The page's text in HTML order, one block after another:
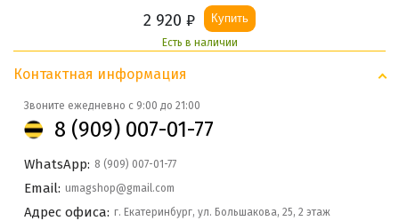
2 920 ₽ Купить
Есть в наличии
Контактная информация
Звоните ежедневно с 9:00 до 21:00
8 (909) 007-01-77
WhatsApp: 8 (909) 007-01-77
Email: umagshop@gmail.com
Адрес офиса: г. Екатеринбург, ул. Большакова, 25, 2 этаж